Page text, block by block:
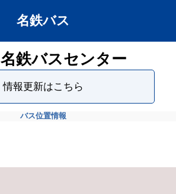
名鉄バス
名鉄バスセンター
情報更新はこちら
バス位置情報